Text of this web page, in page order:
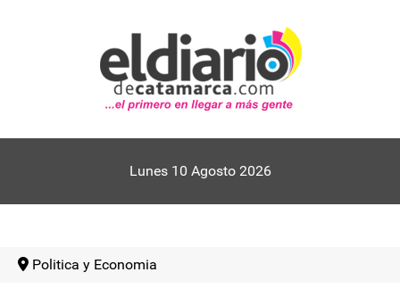
Lunes 10 Agosto 2026
Politica y Economia